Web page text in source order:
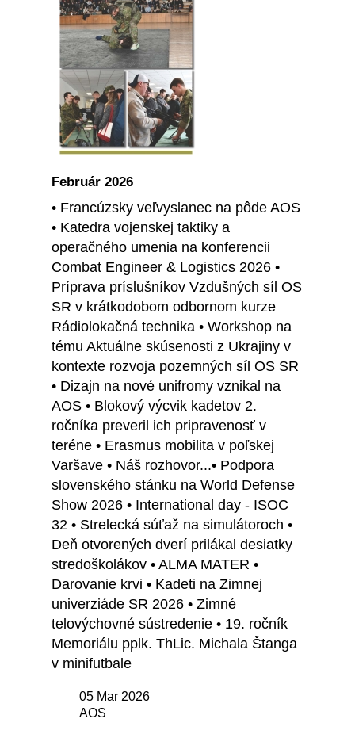
Február 2026
• Francúzsky veľvyslanec na pôde AOS
• Katedra vojenskej taktiky a
operačného umenia na konferencii
Combat Engineer & Logistics 2026 •
Príprava príslušníkov Vzdušných síl OS
SR v krátkodobom odbornom kurze
Rádiolokačná technika • Workshop na
tému Aktuálne skúsenosti z Ukrajiny v
kontexte rozvoja pozemných síl OS SR
• Dizajn na nové unifromy vznikal na
AOS • Blokový výcvik kadetov 2.
ročníka preveril ich pripravenosť v
teréne • Erasmus mobilita v poľskej
Varšave • Náš rozhovor...• Podpora
slovenského stánku na World Defense
Show 2026 • International day - ISOC
32 • Strelecká súťaž na simulátoroch •
Deň otvorených dverí prilákal desiatky
stredoškolákov • ALMA MATER •
Darovanie krvi • Kadeti na Zimnej
univerziáde SR 2026 • Zimné
telovýchovné sústredenie • 19. ročník
Memoriálu pplk. ThLic. Michala Štanga
v minifutbale
05 Mar 2026
AOS